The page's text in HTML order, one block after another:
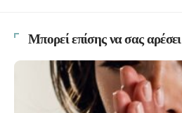
Μπορεί επίσης να σας αρέσει